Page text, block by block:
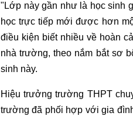
"Lớp này gần như là học sinh
học trực tiếp mới được hơn
điều kiện biết nhiều về hoàn
nhà trường, theo nắm bắt sơ
sinh này.
Hiệu trưởng trường THPT
trường đã phối hợp với gia